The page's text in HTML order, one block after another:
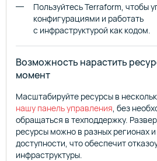
Пользуйтесь Terraform, чтобы
конфигурациями и работать
с инфраструктурой как кодом.
Возможность нарастить
момент
Масштабируйте ресурсы в
нашу панель управления , без
обращаться в техподдержку.
ресурсы можно в разных регионах
доступности, что обеспечит
инфраструктуры.